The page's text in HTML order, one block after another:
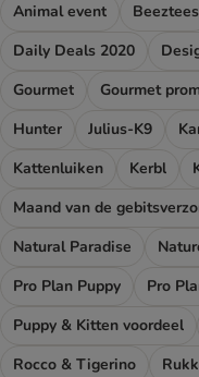
Animal event
Beeztees
Daily Deals 2020
Gourmet
Gourmet
Hunter
Julius-K9
Kattenluiken
Kerbl
Natural Paradise
Pro Plan Puppy
Pro
Puppy & Kitten voordeel
Rocco & Tigerino